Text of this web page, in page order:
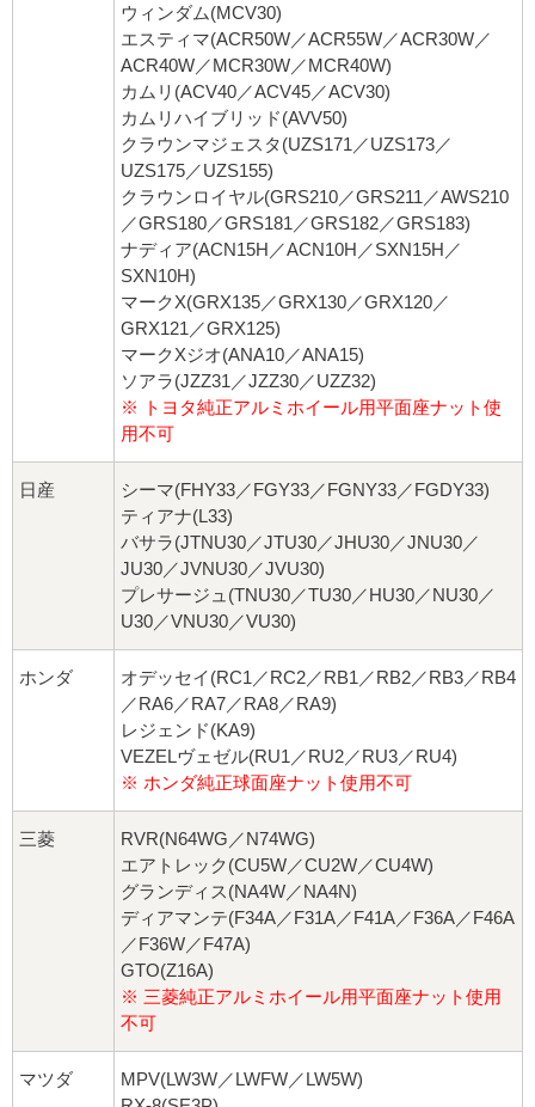
ウィンダム(MCV30)
エスティマ(ACR50W／ACR55W／ACR30W／
ACR40W／MCR30W／MCR40W)
カムリ(ACV40／ACV45／ACV30)
カムリハイブリッド(AVV50)
クラウンマジェスタ(UZS171／UZS173／
UZS175／UZS155)
クラウンロイヤル(GRS210／GRS211／AWS210
／GRS180／GRS181／GRS182／GRS183)
ナディア(ACN15H／ACN10H／SXN15H／
SXN10H)
マークX(GRX135／GRX130／GRX120／
GRX121／GRX125)
マークXジオ(ANA10／ANA15)
ソアラ(JZZ31／JZZ30／UZZ32)
※ トヨタ純正アルミホイール用平面座ナット使
用不可
日産
シーマ(FHY33／FGY33／FGNY33／FGDY33)
ティアナ(L33)
バサラ(JTNU30／JTU30／JHU30／JNU30／
JU30／JVNU30／JVU30)
プレサージュ(TNU30／TU30／HU30／NU30／
U30／VNU30／VU30)
ホンダ
オデッセイ(RC1／RC2／RB1／RB2／RB3／RB4
／RA6／RA7／RA8／RA9)
レジェンド(KA9)
VEZELヴェゼル(RU1／RU2／RU3／RU4)
※ ホンダ純正球面座ナット使用不可
三菱
RVR(N64WG／N74WG)
エアトレック(CU5W／CU2W／CU4W)
グランディス(NA4W／NA4N)
ディアマンテ(F34A／F31A／F41A／F36A／F46A
／F36W／F47A)
GTO(Z16A)
※ 三菱純正アルミホイール用平面座ナット使用
不可
マツダ
MPV(LW3W／LWFW／LW5W)